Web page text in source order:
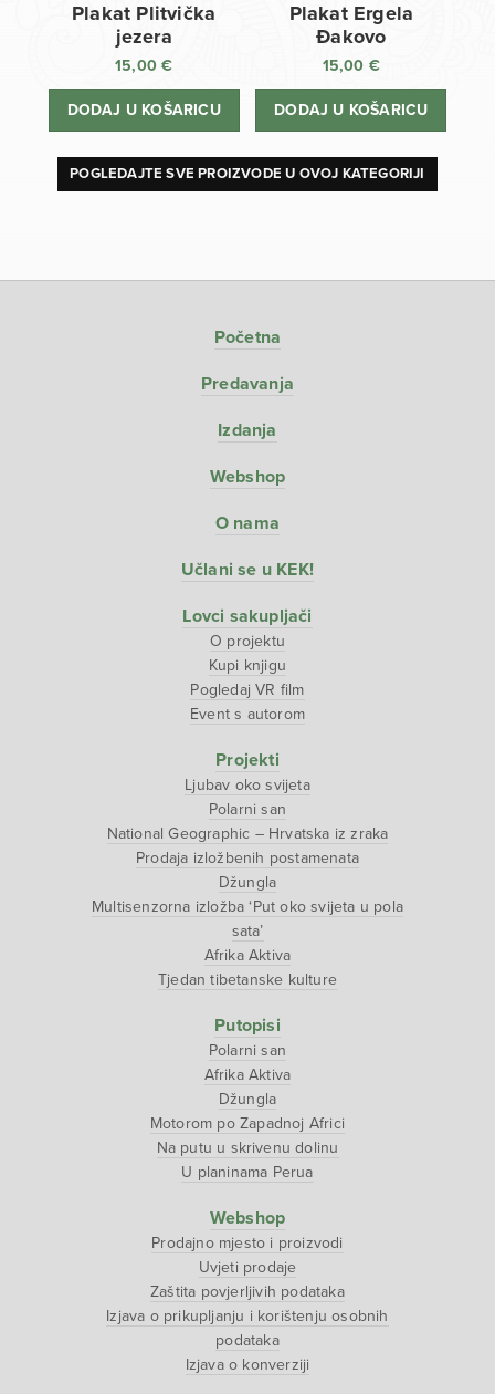
Plakat Plitvička
jezera
15,00€
DODAJ U KOŠARICU
Plakat Ergela
Đakovo
15,00 €
DODAJ U KOŠARICU
POGLEDAJTE SVE PROIZVODE U OVOJ KATEGORIJI
Početna
Predavanja
Izdanja
Webshop
O nama
Učlani se u KEK!
Lovci sakupljači
O projektu
Kupi knjigu
Pogledaj VR film
Event s autorom
Projekti
Ljubav oko svijeta
Polarni san
National Geographic – Hrvatska iz zraka
Prodaja izložbenih postamenata
Džungla
Multisenzorna izložba ‘Put oko svijeta u pola
sata’
Afrika Aktiva
Tjedan tibetanske kulture
Putopisi
Polarni san
Afrika Aktiva
Džungla
Motorom po Zapadnoj Africi
Na putu u skrivenu dolinu
U planinama Perua
Webshop
Prodajno mjesto i proizvodi
Uvjeti prodaje
Zaštita povjerljivih podataka
Izjava o prikupljanju i korištenju osobnih
podataka
Izjava o konverziji